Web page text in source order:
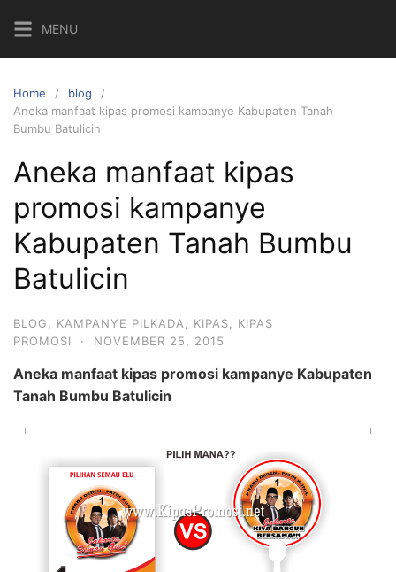
content
MENU
Home
blog
Aneka manfaat kipas promosi kampanye Kabupaten Tanah
Bumbu Batulicin
Aneka manfaat kipas
promosi kampanye
Kabupaten Tanah Bumbu
Batulicin
BLOG KAMPANYE PILKADA KIPAS
KIPAS
PROMOSI
· NOVEMBER 25, 2015
Aneka manfaat kipas promosi kampanye Kabupaten
Tanah Bumbu Batulicin